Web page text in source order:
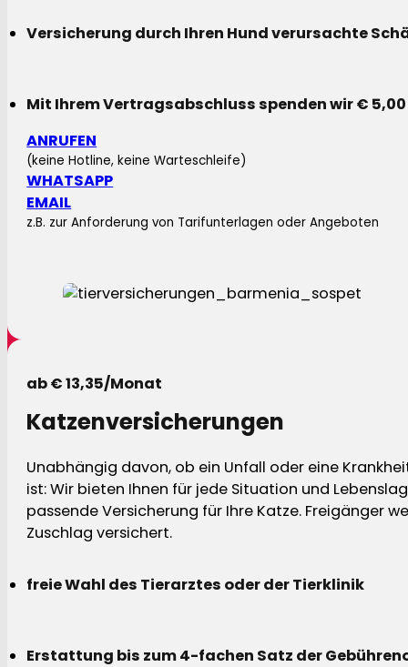
Versicherung durch Ihren Hund verursachte
Mit Ihrem Vertragsabschluss spenden wir €
ANRUFEN
(keine Hotline, keine Warteschleife)
WHATSAPP
EMAIL
z.B. zur Anforderung von Tarifunterlagen oder Angeboten
ab € 13,35/Monat
Katzenversicherungen
Unabhängig davon, ob ein Unfall oder eine
ist: Wir bieten Ihnen für jede Situation und
passende Versicherung für Ihre Katze. Freigänger
Zuschlag versichert.
freie Wahl des Tierarztes oder der Tierklinik
Erstattung bis zum 4-fachen Satz der